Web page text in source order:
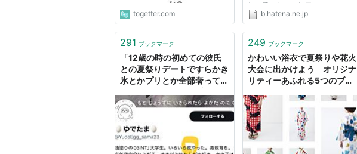
togetter.com
気に乗り切り、毎日コツコツはて
なブックマークを使いましょう。
ジに、期間限定で「カレンダー機
ッ...
b.hatena.ne.jp
291 ブックマーク
「12歳の時の初めての彼氏
との夏祭りデートですらかき
氷とかプリとか全部奢っても
まで男に奢られなかったこと
がない」から、ツイッターで
はじめて奢ることに抵抗示す
くせに結婚がしたい恋愛がし
たいって喚いてるバケモン見
249 ブックマーク
かわいい浴衣で夏祭りや花火
大会に出かけよう オリジナ
リティーあふれる5つのブラ